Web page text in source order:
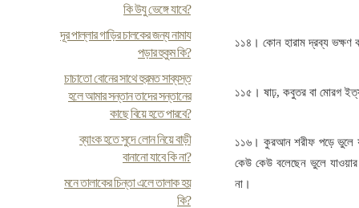
কি উযু ভেঙ্গে যাবে?
দূর পাল্লার গাড়ির চালকের জন্য নামায
পড়ার হুকুম কি?
চাচাতো বোনের সাথে হুরমত সাব্যস্ত
হলে আমার সন্তান তাদের সন্তানের
কাছে বিয়ে হতে পারবে?
ব্যাংক হতে সুদে লোন নিয়ে বাড়ী
বানানো যাবে কি না?
মনে তালাকের চিন্তা এলে তালাক হয়
কি?
১১৪। কোন হারাম দ্রব্য ভক্ষণ
১১৫। ষাঢ়, কবুতর বা মোরগ
১১৬। কুরআন শরীফ পড়ে ভুলে
কেউ কেউ বলেছেন ভুলে
না।